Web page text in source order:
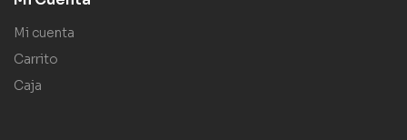
Mi cuenta
Carrito
Caja